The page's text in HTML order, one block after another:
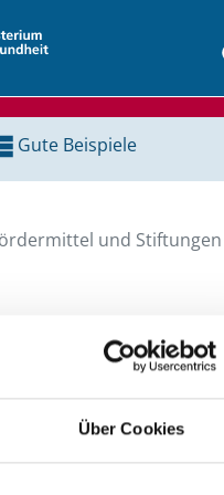
Über Cookies
Gute Beispiele
und Stiftungen
Suche bitte die Groß- und